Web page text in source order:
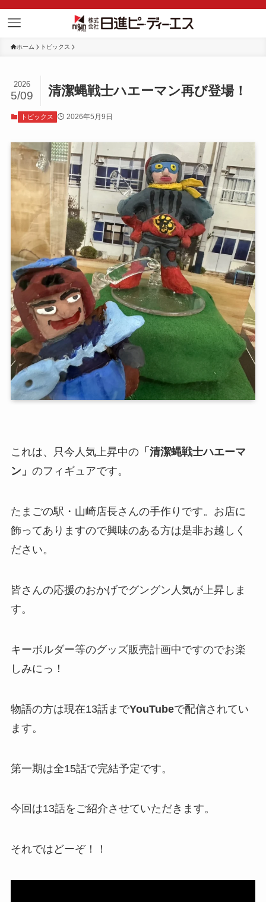
ホーム トピックス
清潔蝿戦士ハエーマン再び登場！
2026
5/09
トピックス 2026年5月9日
これは、只今人気上昇中の「清潔蝿戦士ハエーマ
ン」 のフィギュアです。
たまごの駅・山崎店長さんの手作りです。お店に
飾ってありますので興味のある方は是非お越しく
ださい。
皆さんの応援のおかげでグングン人気が上昇しま
す。
キーボルダー等のグッズ販売計画中ですのでお楽
しみにっ！
物語の方は現在13話までYouTubeで配信されてい
ます。
第一期は全15話で完結予定です。
今回は13話をご紹介させていただきます。
それではどーぞ！！